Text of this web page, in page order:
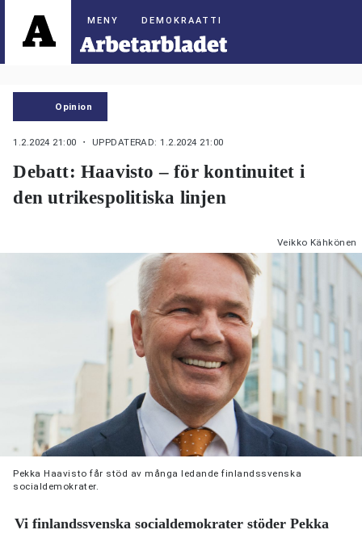
DEMOKRAATTI
Opinion
1.2.2024 21:00 ・ UPPDATERAD: 1.2.2024 21:00
Debatt: Haavisto – för kontinuitet i
den utrikespolitiska linjen
Veikko Kähkönen
Pekka Haavisto får stöd av många ledande finlandssvenska
socialdemokrater.
Vi finlandssvenska socialdemokrater stöder Pekka